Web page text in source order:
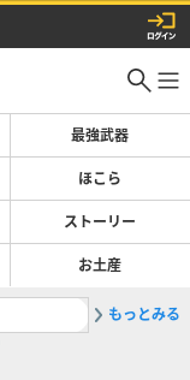
最強武器
ほこら
ストーリー
お土産
2ガチャ(
もっとみる